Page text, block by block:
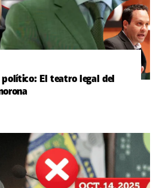
político: El teatro legal del